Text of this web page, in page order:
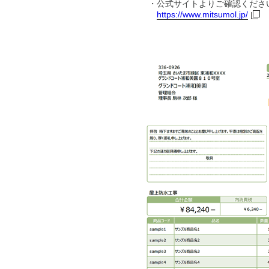
・公式サイトよりご確認くださ
https://www.mitsumol.jp/